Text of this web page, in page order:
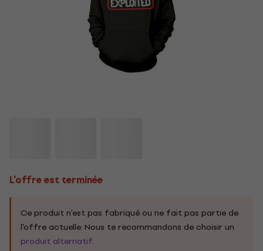
L'offre est terminée
Ce produit n'est pas fabriqué ou ne fait pas partie de
l'offre actuelle. Nous te recommandons de choisir un
produit alternatif.